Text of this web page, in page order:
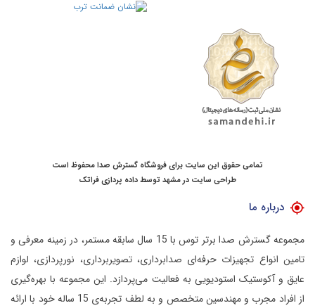
تمامی حقوق این سایت برای فروشگاه گسترش صدا محفوظ است
طراحی سایت در مشهد توسطداده پردازی فراتک
درباره ما
مجموعه گسترش صدا برتر توس با 15 سال سابقه مستمر، در زمینه معرفی و
تامین انواع تجهیزات حرفه‌ای صدابرداری، تصویربرداری، نورپردازی، لوازم
عایق و آکوستیک استودیویی به فعالیت می‌پردازد. این مجموعه با بهره‌گیری
از افراد مجرب و مهندسین متخصص و به لطف تجربه‌ی 15 ساله خود با ارائه